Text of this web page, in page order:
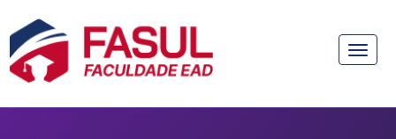
Toggle